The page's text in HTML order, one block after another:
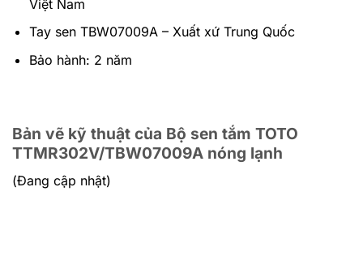
Việt Nam
Tay sen TBW07009A – Xuất xứ Trung Quốc
Bảo hành: 2 năm
Bản vẽ kỹ thuật của Bộ sen tắm TOTO
TTMR302V/TBW07009A nóng lạnh
(Đang cập nhật)